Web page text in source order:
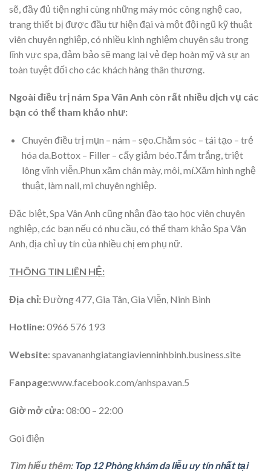
sẽ, đầy đủ tiện nghi cùng những máy móc công nghệ cao,
trang thiết bị được đầu tư hiện đại và một đội ngũ kỹ thuật
viên chuyên nghiệp, có nhiều kinh nghiệm chuyên sâu trong
lĩnh vực spa, đảm bảo sẽ mang lại vẻ đẹp hoàn mỹ và sự an
toàn tuyệt đối cho các khách hàng thân thương.
Ngoài điều trị nám Spa Vân Anh còn rất nhiều dịch vụ các
bạn có thể tham khảo như:
Chuyên điều trị mụn – nám – sẹo.Chăm sóc – tái tạo – trẻ
hóa da.Bottox – Filler – cấy giảm béo.Tắm trắng, triệt
lông vĩnh viễn.Phun xăm chân mày, môi, mí.Xăm hình nghệ
thuật, làm nail, mi chuyên nghiệp.
Đặc biệt, Spa Vân Anh cũng nhận đào tạo học viên chuyên
nghiệp, các bạn nếu có nhu cầu, có thể tham khảo Spa Vân
Anh, địa chỉ uy tín của nhiều chị em phụ nữ.
THÔNG TIN LIÊN HỆ:
Địa chỉ:Đường 477, Gia Tân, Gia Viễn, Ninh Bình
Hotline:0966 576 193
Website: spavananhgiatangiavienninhbinh.business.site
Fanpage:www.facebook.com/anhspa.van.5
Giờ mở cửa:08:00 – 22:00
Gọi điện
Tìm hiểu thêm: Top 12 Phòng khám da liễu uy tín nhất tại